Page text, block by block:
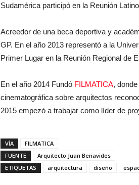
Sudamérica participó en la Reunión
Acreedor de una beca deportiva y
GP. En el año 2013 representó a la
Primer Lugar en la Reunión Regional de
En el año 2014 Fundó FILMATICA,
cinematográfica sobre arquitectos
2015 empezó a trabajar como líder de
VÍA
FILMATICA
FUENTE
Arquitecto Juan Benavides
ETIQUETAS
arquitectura diseño